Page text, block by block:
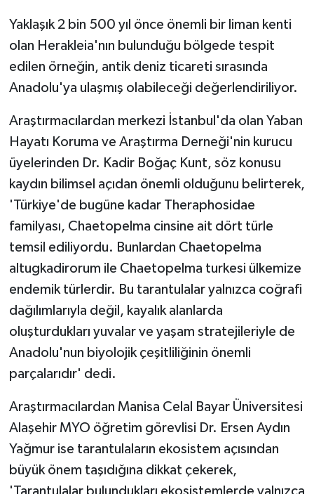
Yaklaşık 2 bin 500 yıl önce önemli bir liman kenti
olan Herakleia'nın bulunduğu bölgede tespit
edilen örneğin, antik deniz ticareti sırasında
Anadolu'ya ulaşmış olabileceği değerlendiriliyor.
Araştırmacılardan merkezi İstanbul'da olan Yaban
Hayatı Koruma ve Araştırma Derneği'nin kurucu
üyelerinden Dr. Kadir Boğaç Kunt, söz konusu
kaydın bilimsel açıdan önemli olduğunu belirterek,
'Türkiye'de bugüne kadar Theraphosidae
familyası, Chaetopelma cinsine ait dört türle
temsil ediliyordu. Bunlardan Chaetopelma
altugkadirorum ile Chaetopelma turkesi ülkemize
endemik türlerdir. Bu tarantulalar yalnızca coğrafi
dağılımlarıyla değil, kayalık alanlarda
oluşturdukları yuvalar ve yaşam stratejileriyle de
Anadolu'nun biyolojik çeşitliliğinin önemli
parçalarıdır' dedi.
Araştırmacılardan Manisa Celal Bayar Üniversitesi
Alaşehir MYO öğretim görevlisi Dr. Ersen Aydın
Yağmur ise tarantulaların ekosistem açısından
büyük önem taşıdığına dikkat çekerek,